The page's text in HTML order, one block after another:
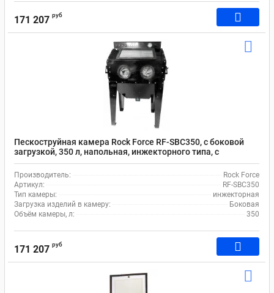
171 207 руб
Пескоструйная камера Rock Force RF-SBC350, с боковой
загрузкой, 350 л, напольная, инжекторного типа, с
системой очистки воздуха
Производитель:
Rock Force
Артикул:
RF-SBC350
Тип камеры:
инжекторная
Загрузка изделий в камеру:
Боковая
Объём камеры, л:
350
171 207 руб